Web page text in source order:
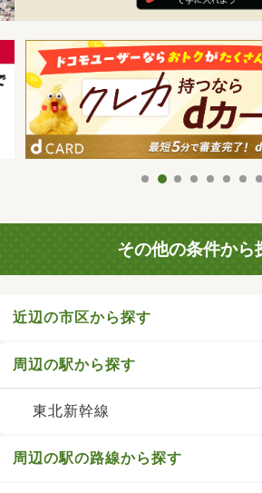
その他の条件から
近辺の市区から探す
周辺の駅から探す
東北新幹線
周辺の駅の路線から探す